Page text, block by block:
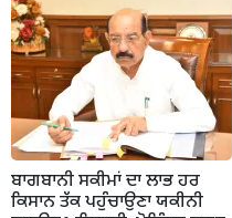
ਬਾਗਬਾਨੀ ਸਕੀਮਾਂ ਦਾ ਲਾਭ ਹਰ
ਕਿਸਾਨ ਤੱਕ ਪਹੁੰਚਾਉਣਾ ਯਕੀਨੀ